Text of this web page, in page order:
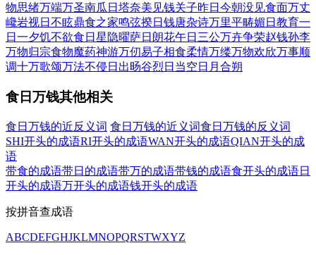
物思绪万端万圣南瓜 日塔奈美 见钱关子昨日今朝没见食面万丈
巉岩视日不眩鼎食之家鸣弦揆日 钱唐杂诗万里平畴媚日教育一
日一夕饥不欲食 日星隐曜萨日朗花午日三公万卉争荣赵钱孙李
万物归宗食物魔药神游万仞易子相食柔情万缕万物欢欣万事顺
调十万歌颂万法不侵 日出旸谷烈日当空 日月合朔
食日万钱其他相关
食日万钱的近反义词 食日万钱的近义词食日万钱的反义词
SHI开头的成语RI开头的成语WAN开头的成语QIAN开头的成
语
带食的成语带日的成语带万的成语带钱的成语食开头的成语日
开头的成语万开头的成语钱开头的成语
按拼音查成语
ABCDEFGHJKLMNOPQRSTWXYZ